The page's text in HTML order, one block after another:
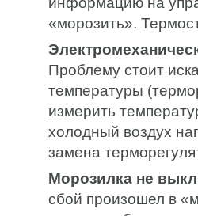
«морозить».
Проблему стоит
температуры
измерить
холодный воздух
замена
Морозилка не
сбой произошел в